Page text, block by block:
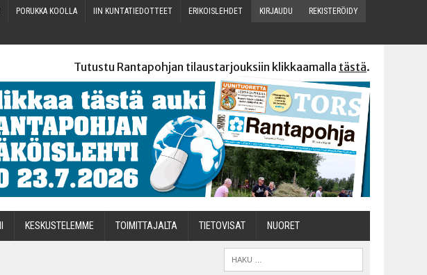
PORUK­KA KOOLLA IIN KUN­TA­TIE­DOT­TEET ERI­KOIS­LEH­DET KIR­JAU­DU REKIS­TE­RÖI­DY
Tutustu Rantapohjan tilaustarjouksiin klikkaamalla tästä.
KES­KUS­TE­LEM­ME TOI­MIT­TA­JAL­TA TIETOVISAT NUO­RET